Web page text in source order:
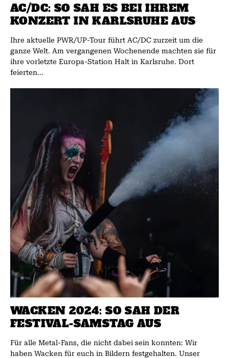
AC/DC: SO SAH ES BEI IHREM
KONZERT IN KARLSRUHE AUS
Ihre aktuelle PWR/UP-Tour führt AC/DC zurzeit um die
ganze Welt. Am vergangenen Wochenende machten sie für
ihre vorletzte Europa-Station Halt in Karlsruhe. Dort
feierten...
WACKEN 2024: SO SAH DER
FESTIVAL-SAMSTAG AUS
Für alle Metal-Fans, die nicht dabei sein konnten: Wir
haben Wacken für euch in Bildern festgehalten. Unser